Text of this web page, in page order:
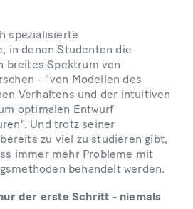
spezialisierte
in denen Studenten die
breites Spektrum von
- "von Modellen des
Verhaltens und der intuitiven
optimalen Entwurf
Und trotz seiner
zu viel zu studieren gibt,
immer mehr Probleme mit
behandelt werden.
der erste Schritt - niemals